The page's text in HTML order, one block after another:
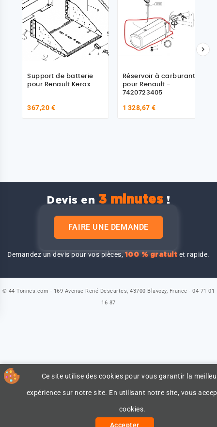
Support de batterie
pour Renault Kerax
367,20 €
Réservoir à carburant
pour Renault -
7420723405
1 328,67 €

Devis en 3 minutes !
FAIRE UNE DEMANDE
Demandez un devis pour vos pièces,100 % gratuit et rapide.
Ce site utilise des cookies pour vous garantir la
expérience sur notre site. En utilisant notre site, vous
cookies.
Accepter
© 44 Tonnes.com - 169 Avenue René Descartes, 43700 Blavozy, France - 04 71 01
16 87